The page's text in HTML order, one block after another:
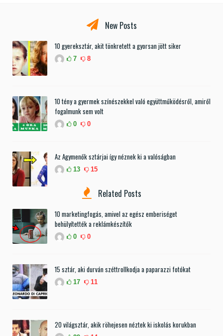
New Posts
10 gyereksztár, akit tönkretett a gyorsan jött siker
7 8
10 tény a gyermek színészekkel való együttműködésről, amiről
fogalmunk sem volt
0 0
Az Agymenők sztárjai így néznek ki a valóságban
13 15
Related Posts
10 marketingfogás, amivel az egész emberiséget
behülyítették a reklámkészítők
0 0
15 sztár, aki durván széttrollkodja a paparazzi fotókat
17 11
20 világsztár, akik röhejesen néztek ki iskolás korukban